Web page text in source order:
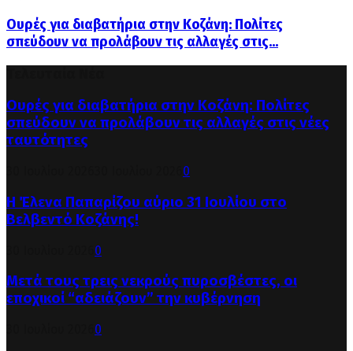
Ουρές για διαβατήρια στην Κοζάνη: Πολίτες
σπεύδουν να προλάβουν τις αλλαγές στις...
Ουρές για διαβατήρια στην Κοζάνη: Πολίτες
σπεύδουν να προλάβουν τις αλλαγές στις νέες
ταυτότητες
0
Η Έλενα Παπαρίζου αύριο 31 Ιουλίου στο
Βελβεντό Κοζάνης!
0
Μετά τους τρεις νεκρούς πυροσβέστες, οι
εποχικοί “αδειάζουν” την κυβέρνηση
0